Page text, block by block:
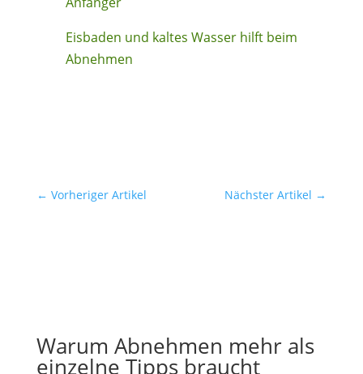
Eisbaden und kaltes Wasser hilft beim
Abnehmen
← Vorheriger Artikel Nächster Artikel →
Warum Abnehmen mehr als
einzelne Tipps braucht